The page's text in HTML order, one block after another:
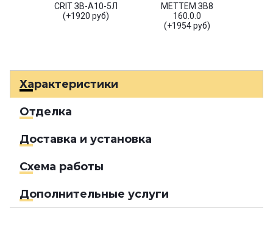
CRIT ЗВ-А10-5Л
(+1920 руб)
МЕТТЕМ ЗВ8
160.0.0
(+1954 руб)
Характеристики
Отделка
Доставка и установка
Схема работы
Дополнительные услуги